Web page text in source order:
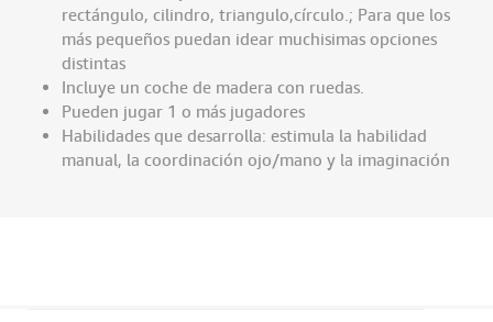
rectángulo, cilindro, triangulo,círculo.; Para que los
más pequeños puedan idear muchisimas opciones
distintas
Incluye un coche de madera con ruedas.
Pueden jugar 1 o más jugadores
Habilidades que desarrolla: estimula la habilidad
manual, la coordinación ojo/mano y la imaginación